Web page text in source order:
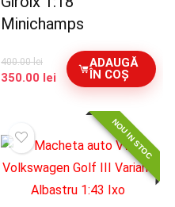
Minichamps
400.00lei
Prețul
400.00 lei.
350.00 lei Prețul
350.00 lei.
ADAUGĂ
ÎN COȘ
NOU IN STOC